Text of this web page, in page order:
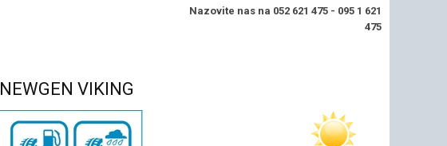
Nazovite nas na 052 621 475 - 095 1 621
475
VIKING